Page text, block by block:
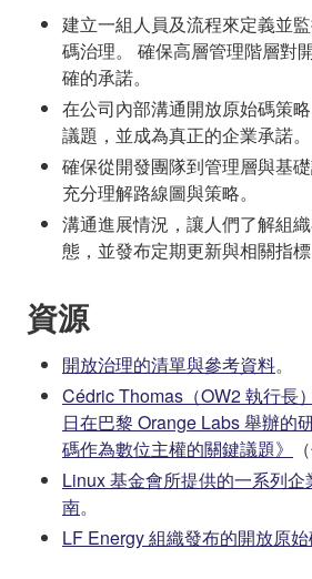
建立一組人員及流程來定義並
碼治理。 確保高層管理階層對
確的承諾。
在公司內部溝通開放原始碼策
議題，並成為真正的企業承諾。
確保從開發團隊到管理層與基
充分理解路線圖與策略。
溝通進展情況，讓人們了解組
態，並發布定期更新與相關指標
資源
開放治理的清單與參考資料。
Cédric Thomas（OW2 執行長
日在巴黎 Orange Labs 舉辦的
碼作為數位主權的關鍵議題》
Linux 基金會所提供的一系列
南。
LF Energy 組織發布的開放原